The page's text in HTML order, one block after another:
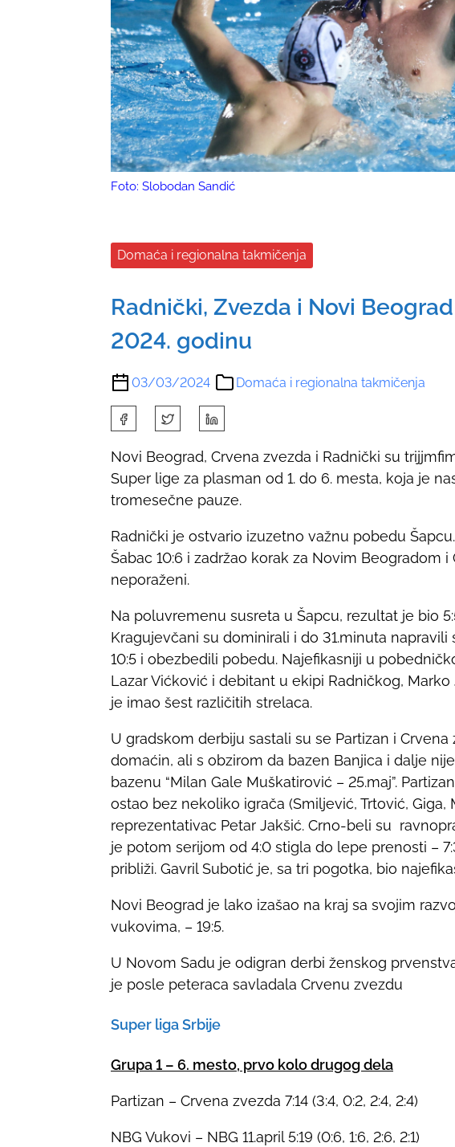
Foto: Slobodan Sandić
Domaća i regionalna takmičenja
Radnički, Zvezda i Novi
2024. godinu
03/03/2024 Domaća i regionalna takmičenja
a
r
e
h
i
s
p
o
s
t
o
:
Novi Beograd, Crvena zvezda i Radnički su
Super lige za plasman od 1. do 6. mesta, koja je
tromesečne pauze.
Radnički je ostvario izuzetno važnu pobedu
Šabac 10:6 i zadržao korak za Novim Beogradom
neporaženi.
Na poluvremenu susreta u Šapcu, rezultat je bio
Kragujevčani su dominirali i do 31.minuta
10:5 i obezbedili pobedu. Najefikasniji u
Lazar Vićković i debitant u ekipi Radničkog,
je imao šest različitih strelaca.
U gradskom derbiju sastali su se Partizan i
domaćin, ali s obzirom da bazen Banjica i dalje
bazenu “Milan Gale Muškatirović – 25.maj”.
ostao bez nekoliko igrača (Smiljević, Trtović, Giga,
reprezentativac Petar Jakšić. Crno-beli su
je potom serijom od 4:0 stigla do lepe prenosti –
približi. Gavril Subotić je, sa tri pogotka, bio
Novi Beograd je lako izašao na kraj sa svojim
vukovima, – 19:5.
U Novom Sadu je odigran derbi ženskog
je posle peteraca savladala Crvenu zvezdu
Super liga Srbije
Grupa 1 – 6. mesto, prvo kolo drugog dela
Partizan – Crvena zvezda 7:14 (3:4, 0:2, 2:4, 2:4)
NBG Vukovi – NBG 11.april 5:19 (0:6, 1:6, 2:6, 2:1)